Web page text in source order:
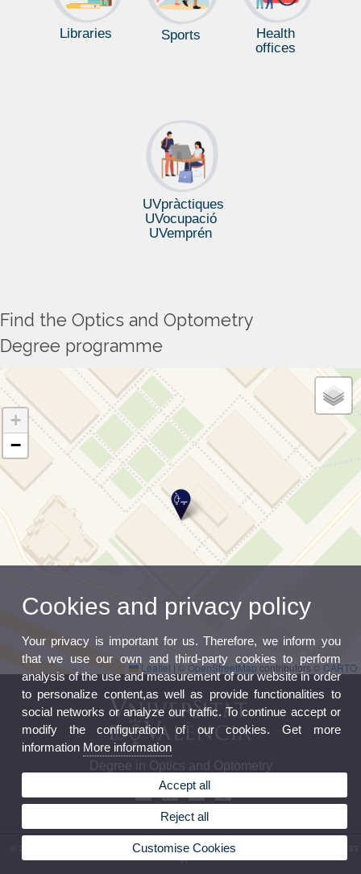
Libraries Sports
Health
offices
UVpràctiques
UVocupació
UVemprén
Find the Optics and Optometry
Degree programme
+
−
Leaflet |©OpenStreetMapcontributors ©CARTO
Degree in Optics and Optometry
© 2026 UV. - Av. Vicent Andrés Estellés, 19. 46100 Burjassot. Spain. Phone: (+34) 96 354 33
07
Cookies and privacy policy
Your privacy is important for us. Therefore, we inform you
that we use our own and third-party cookies to perform
analysis of the use and measurement of our website in order
to personalize content,as well as provide functionalities to
social networks or analyze our traffic. To continue accept or
modify the configuration of our cookies. Get more
information More information
Accept all
Reject all
Customise Cookies